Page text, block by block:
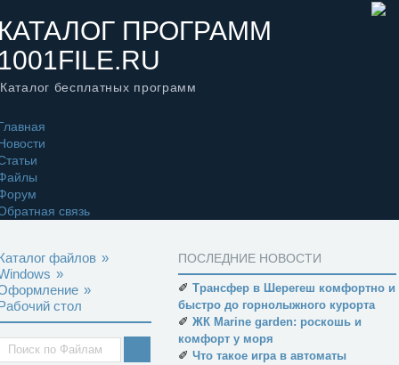
ПРОГРАММ
Каталог бесплатных программ
связь
файлов »
»
»
стол
ПОСЛЕДНИЕ НОВОСТИ
✐ Трансфер в Шерегеш комфортно и
быстро до горнолыжного курорта
✐ ЖК Marine garden: роскошь и
комфорт у моря
✐ Что такое игра в автоматы